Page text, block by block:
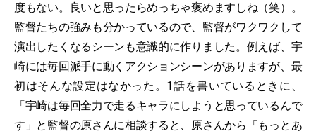
度もない。良いと思ったらめっちゃ褒めますしね（笑）。
監督たちの強みも分かっているので、監督がワクワクして
演出したくなるシーンも意識的に作りました。例えば、宇
崎には毎回派手に動くアクションシーンがありますが、最
初はそんな設定はなかった。1話を書いているときに、
「宇崎は毎回全力で走るキャラにしようと思っているんで
す」と監督の原さんに相談すると、原さんから「もっとあ